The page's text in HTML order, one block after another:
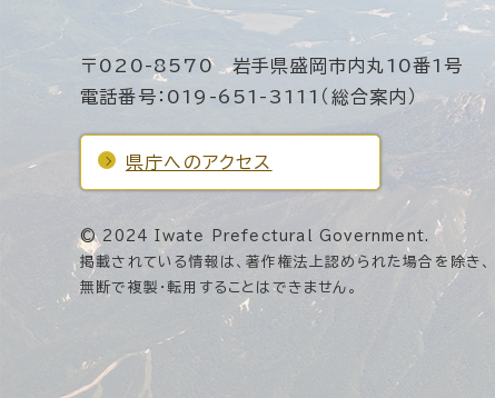
〒020-8570 岩手県盛岡市内丸10番1号
電話番号：019-651-3111（総合案内）
県庁へのアクセス
© 2024 Iwate Prefectural Government.
掲載されている情報は、著作権法上認められた場合を除き、
無断で複製・転用することはできません。